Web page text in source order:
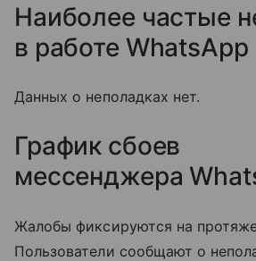
Наиболее частые
в работе WhatsApp
Данных о неполадках нет.
График сбоев
мессенджера
Жалобы фиксируются на
Пользователи сообщают о